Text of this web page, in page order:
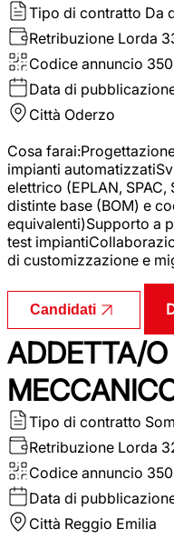
Tipo di contratto Da
Retribuzione Lorda
Codice annuncio
Data di
Città Oderzo
Cosa
impianti
elettrico (EPLAN,
distinte base (BOM) e
equivalenti)Supporto a
test
di customizzazione e
Candidati
ADDETTA/
Tipo di contratto
Retribuzione Lorda
Codice annuncio
Data di
Città Reggio Emilia